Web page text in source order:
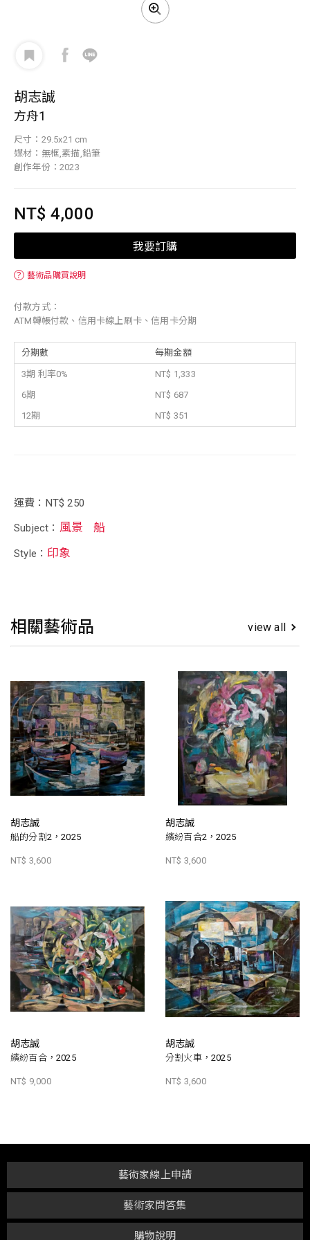
胡志誠
方舟1
尺寸：29.5x21 cm
媒材：無框,素描,鉛筆
創作年份：2023
NT$ 4,000
我要訂購
？ 藝術品購買說明
付款方式：
ATM轉帳付款、信用卡線上刷卡、信用卡分期
分期數 每期金額
3期 利率0%
NT$ 1,333
6期
NT$ 687
12期
NT$ 351
運費：NT$ 250
Subject： 風景 船
Style： 印象
相關藝術品 view all
胡志誠
船的分割2，2025
NT$ 3,600
胡志誠
繽紛百合2，2025
NT$ 3,600
胡志誠
繽紛百合，2025
NT$ 9,000
胡志誠
分割火車，2025
NT$ 3,600
購物說明
藝術家問答集
藝術家線上申請